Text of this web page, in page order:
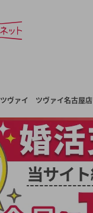
ツヴァイ ツヴァイ名古屋店